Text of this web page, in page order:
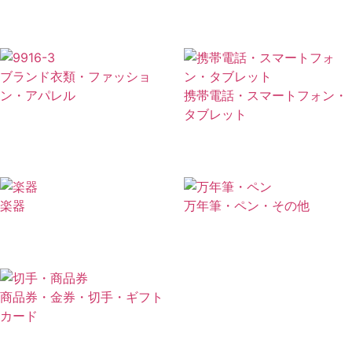
ブランド衣類・ファッショ
ン・アパレル
携帯電話・スマートフォン・
タブレット
楽器 万年筆・ペン・その他
商品券・金券・切手・ギフト
カード